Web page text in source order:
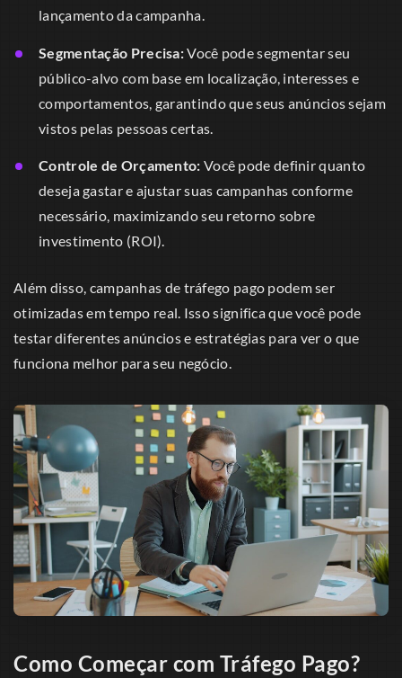
lançamento da campanha.
Segmentação Precisa:Você pode segmentar seu
público-alvo com base em localização, interesses e
comportamentos, garantindo que seus anúncios sejam
vistos pelas pessoas certas.
Controle de Orçamento: Você pode definir quanto
deseja gastar e ajustar suas campanhas conforme
necessário, maximizando seu retorno sobre
investimento (ROI).
Além disso, campanhas de tráfego pago podem ser
otimizadas em tempo real. Isso significa que você pode
testar diferentes anúncios e estratégias para ver o que
funciona melhor para seu negócio.
Como Começar com Tráfego Pago?